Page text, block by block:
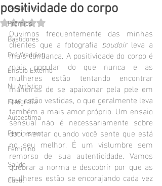
Gestantes
Prêmios
Bastidores
Pré Wedding
Ensaio Externo
Nu Artístico
Fotografia
Autoestima
Feminismo
Feminino
Saúde
Casal
positividade do corpo
Avaliado com NaN de 5 estrelas.
Ouvimos frequentemente das minhas
clientes que a fotografia boudoir leva a
mais confiança. A positividade do corpo é
mais popular do que nunca e as
mulheres estão tentando encontrar
maneiras de se apaixonar pela pele em
que estão vestidas, o que geralmente leva
também a mais amor próprio. Um ensaio
sensual não é necessariamente sobre
documentar quando você sente que está
no seu melhor. É um vislumbre sem
remorso de sua autenticidade. Vamos
quebrar a norma e descobrir por que as
mulheres estão se encorajando cada vez